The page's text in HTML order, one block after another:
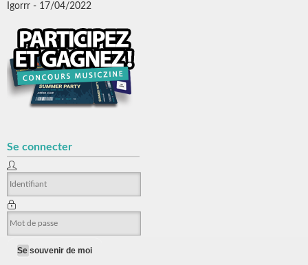
Igorrr - 17/04/2022
Se connecter
Se souvenir de moi